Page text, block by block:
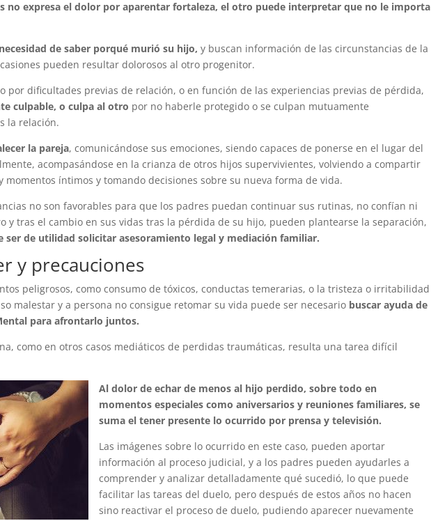
no expresa el dolor por aparentar fortaleza, el otro puede interpretar que no le importa
de saber porqué murió su hijo, y buscan información de las circunstancias de la
pueden resultar dolorosos al otro progenitor.
por dificultades previas de relación, o en función de las experiencias previas de pérdida,
culpable, o culpa al otro por no haberle protegido o se culpan mutuamente
la relación.
la pareja, comunicándose sus emociones, siendo capaces de ponerse en el lugar del
acompasándose en la crianza de otros hijos supervivientes, volviendo a compartir
momentos íntimos y tomando decisiones sobre su nueva forma de vida.
no son favorables para que los padres puedan continuar sus rutinas, no confían ni
y tras el cambio en sus vidas tras la pérdida de su hijo, pueden plantearse la separación,
ser de utilidad solicitar asesoramiento legal y mediación familiar.
y precauciones
peligrosos, como consumo de tóxicos, conductas temerarias, o la tristeza o irritabilidad
malestar y a persona no consigue retomar su vida puede ser necesario buscar ayuda de
para afrontarlo juntos.
como en otros casos mediáticos de perdidas traumáticas, resulta una tarea difícil
Al dolor de echar de menos al hijo perdido, sobre todo en
momentos especiales como aniversarios y reuniones familiares, se
suma el tener presente lo ocurrido por prensa y televisión.
Las imágenes sobre lo ocurrido en este caso, pueden aportar
información al proceso judicial, y a los padres pueden ayudarles a
comprender y analizar detalladamente qué sucedió, lo que puede
facilitar las tareas del duelo, pero después de estos años no hacen
sino reactivar el proceso de duelo, pudiendo aparecer nuevamente